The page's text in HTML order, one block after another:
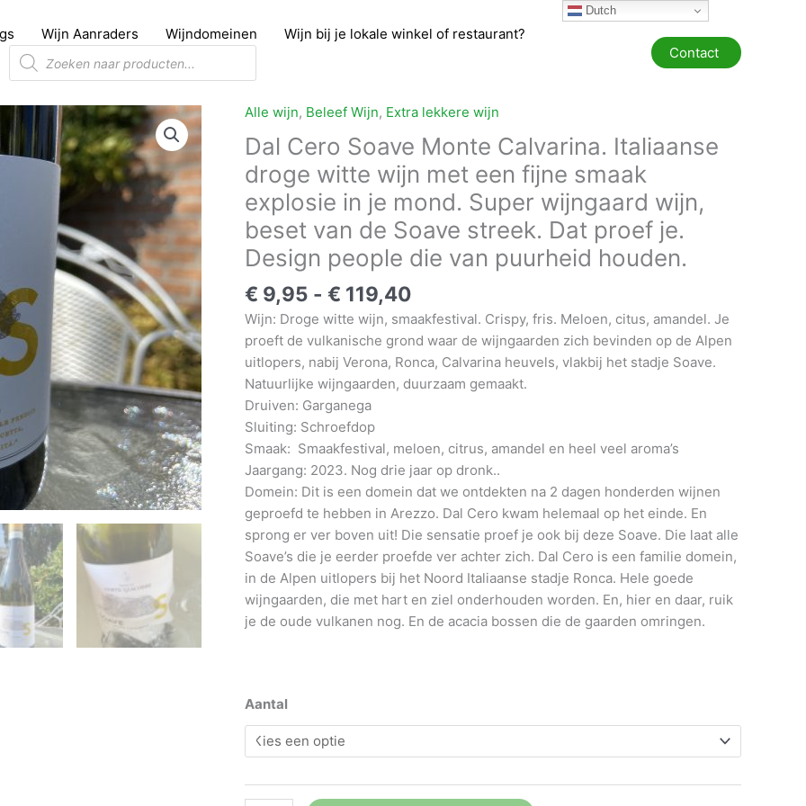
Wijn Aanraders Wijndomeinen
Wijn bij je lokale winkel of restaurant?
Producten
zoeken
Contact
Alle wijn, Beleef Wijn, Extra lekkere wijn
Dal Cero Soave Monte Calvarina. Italiaanse
droge witte wijn met een fijne smaak
explosie in je mond. Super wijngaard wijn,
beset van de Soave streek. Dat proef je.
Design people die van puurheid houden.
€ 9,95 - € 119,40Prijsklasse:
€ 9,95
tot
€ 119,40
Wijn: Droge witte wijn, smaakfestival. Crispy, fris. Meloen, citus, amandel. Je
proeft de vulkanische grond waar de wijngaarden zich bevinden op de Alpen
uitlopers, nabij Verona, Ronca, Calvarina heuvels, vlakbij het stadje Soave.
Natuurlijke wijngaarden, duurzaam gemaakt.
Druiven: Garganega
Sluiting: Schroefdop
Smaak: Smaakfestival, meloen, citrus, amandel en heel veel aroma’s
Jaargang: 2023. Nog drie jaar op dronk..
Domein: Dit is een domein dat we ontdekten na 2 dagen honderden wijnen
geproefd te hebben in Arezzo. Dal Cero kwam helemaal op het einde. En
sprong er ver boven uit! Die sensatie proef je ook bij deze Soave. Die laat alle
Soave’s die je eerder proefde ver achter zich. Dal Cero is een familie domein,
in de Alpen uitlopers bij het Noord Italiaanse stadje Ronca. Hele goede
wijngaarden, die met hart en ziel onderhouden worden. En, hier en daar, ruik
je de oude vulkanen nog. En de acacia bossen die de gaarden omringen.
Aantal
Dutch